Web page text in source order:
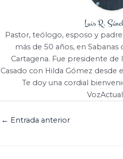
Luis R.
Pastor, teólogo, esposo y
más de 50 años, en
Cartagena. Fue presidente de
Casado con Hilda Gómez desde
Te doy una cordial
← Entrada anterior